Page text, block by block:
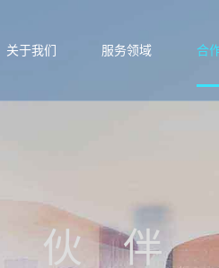
关于我们 服务领域 合
伙伴